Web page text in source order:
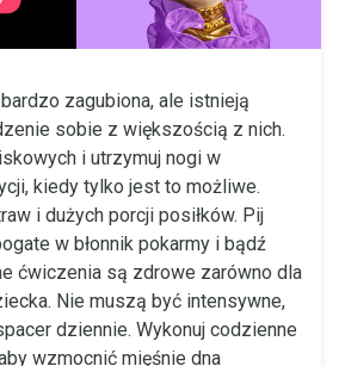
zagubiona, ale istnieją
sobie z większością z nich.
i utrzymuj nogi w
kiedy tylko jest to możliwe.
i dużych porcji posiłków. Pij
w błonnik pokarmy i bądź
ćwiczenia są zdrowe zarówno dla
Nie muszą być intensywne,
dziennie. Wykonuj codzienne
wzmocnić mięśnie dna